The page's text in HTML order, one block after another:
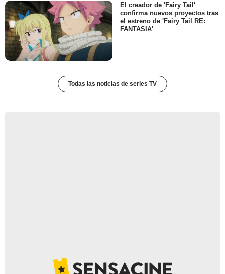
El creador de 'Fairy Tail'
confirma nuevos proyectos tras
el estreno de 'Fairy Tail RE:
FANTASIA'
Todas las noticias de series TV